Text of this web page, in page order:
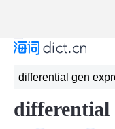
differential